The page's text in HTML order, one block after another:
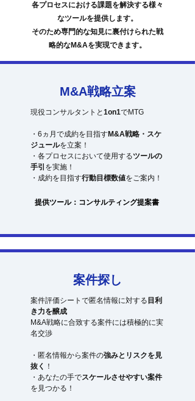
各プロセスにおける課題を解決する様々
なツールを提供します。
​そのため専門的な知見に裏付けられた戦
略的なM&Aを実現できます。
M&A戦略立案
現役コンサルタントと 1on1でMTG
・6ヵ月で成約を目指すM&A戦略・ スケ
ジュールを立案！
・各プロセスにおいて使用するツールの
手引 を実施！
​・成約を目指す行動目標数値をご案内！
提供ツール：コンサルティング提案書
案件探し
案件評価シートで匿名情報に対する 目利
き力を醸成
M&A戦略に合致する案件には積極的に実
名交渉
・匿名情報から案件の強みとリスクを見
抜く ！
・あなたの手でスケールさせやすい案件
を見つかる！